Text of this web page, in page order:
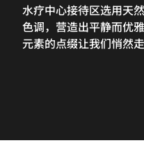
水疗中心接待区选用天
色调，营造出平静而优
元素的点缀让我们悄然